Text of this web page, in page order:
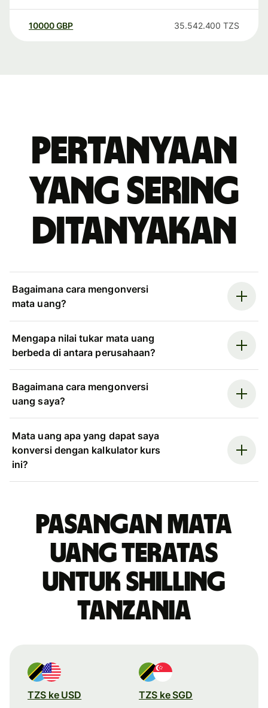
10000 GBP 35.542.400 TZS
Pertanyaan
yang sering
ditanyakan
Bagaimana cara mengonversi
mata uang?
Mengapa nilai tukar mata uang
berbeda di antara perusahaan?
Bagaimana cara mengonversi
uang saya?
Mata uang apa yang dapat saya
konversi dengan kalkulator kurs
ini?
Pasangan mata
uang teratas
untuk shilling
Tanzania
TZS ke USD TZS ke SGD